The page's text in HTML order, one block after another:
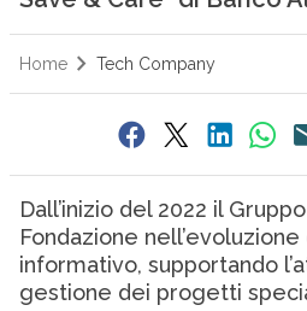
Home Tech Company
Dall’inizio del 2022 il
Fondazione
informativo, supportando
gestione dei progetti